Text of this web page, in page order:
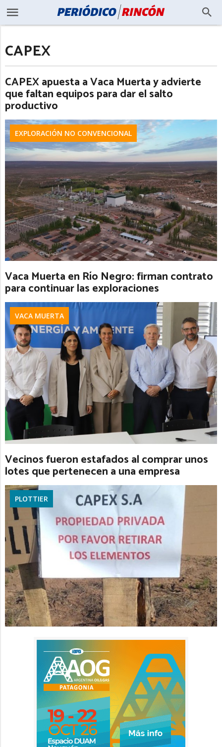
CAPEX
CAPEX apuesta a Vaca Muerta y advierte
que faltan equipos para dar el salto
productivo
EXPLORACIÓN NO CONVENCIONAL
Vaca Muerta en Río Negro: firman contrato
para continuar las exploraciones
VACA MUERTA
Vecinos fueron estafados al comprar unos
lotes que pertenecen a una empresa
PLOTTIER